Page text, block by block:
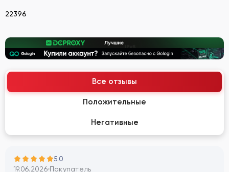
22396
Все отзывы
Положительные
Негативные
5.0
19.06.2026 Покупатель